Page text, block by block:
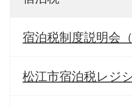
宿泊税制度説明会
松江市宿泊税レジ